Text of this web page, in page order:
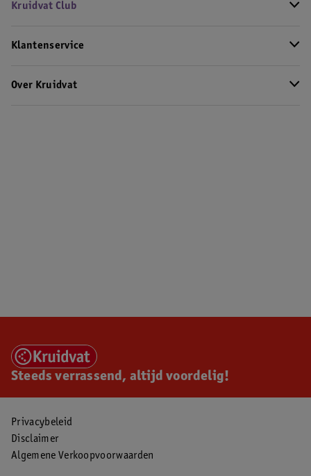
Kruidvat Club
Klantenservice
Over Kruidvat
Steeds verrassend, altijd voordelig!
Privacybeleid
Disclaimer
Algemene Verkoopvoorwaarden